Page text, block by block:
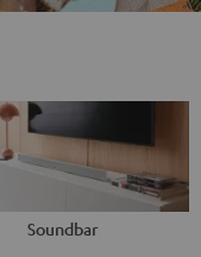
Soundbar